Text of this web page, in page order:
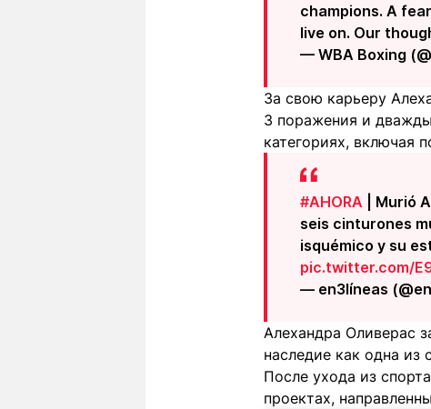
champions. A
live on. Our
— WBA Boxing
За свою карьеру
3 поражения и
категориях, включая
#AHORA | Murió
seis cinturones
isquémico y su
pic.twitter.com/
— en3líneas
Алехандра Оливерас
наследие как одна
После ухода из
проектах,